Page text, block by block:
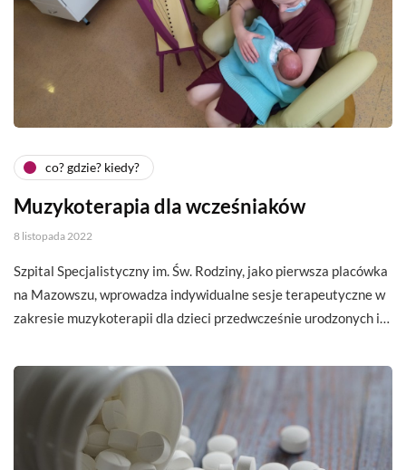
co? gdzie? kiedy?
Muzykoterapia dla wcześniaków
8 listopada 2022
Szpital Specjalistyczny im. Św. Rodziny, jako pierwsza placówka
na Mazowszu, wprowadza indywidualne sesje terapeutyczne w
zakresie muzykoterapii dla dzieci przedwcześnie urodzonych i…